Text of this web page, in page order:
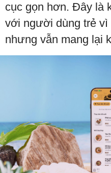
cục gọn hơn. Đây là
với người dùng trẻ vì
nhưng vẫn mang lại